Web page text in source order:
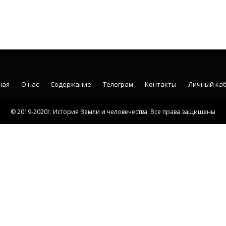
© 2019-2020г. История Земли и человечества. Все права защищены
О нас Содержание Телеграм Контакты Личный